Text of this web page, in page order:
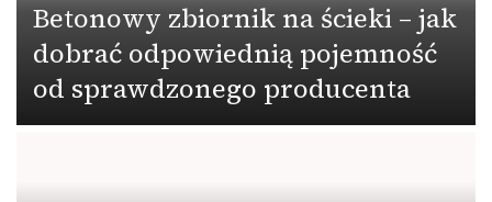
Betonowy zbiornik na ścieki – jak
dobrać odpowiednią pojemność
od sprawdzonego producenta